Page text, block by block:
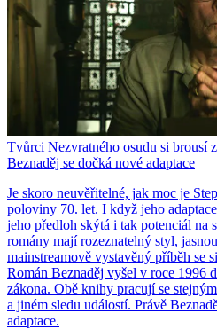
Tvůrci Nezvratného osudu si brousí
Beznaděj se dočká nové adaptace
Je skoro neuvěřitelné, jak moc je
poloviny 70. let. I když jeho
jeho předloh skýtá i tak potenciál na
romány mají rozeznatelný styl,
mainstreamově vystavěný příběh se
Román Beznaděj vyšel v roce 1996
zákona. Obě knihy pracují se
a jiném sledu událostí. Právě
adaptace.